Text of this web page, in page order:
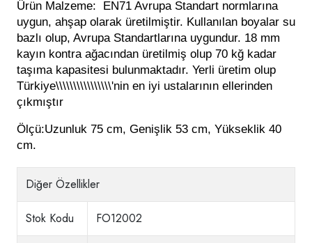
Ürün Malzeme: EN71 Avrupa Standart normlarına
uygun, ahşap olarak üretilmiştir. Kullanılan boyalar su
bazlı olup, Avrupa Standartlarına uygundur. 18 mm
kayın kontra ağacından üretilmiş olup 70 kğ kadar
taşıma kapasitesi bulunmaktadır. Yerli üretim olup
Türkiye\\\\\\\\\\\\\\\\'nin en iyi ustalarının ellerinden
çıkmıştır
Ölçü:Uzunluk 75 cm, Genişlik 53 cm, Yükseklik 40
cm.
Diğer Özellikler
Stok Kodu FO12002